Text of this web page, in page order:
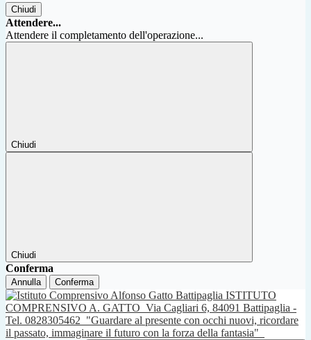
Chiudi
Attendere...
Attendere il completamento dell'operazione...
Chiudi
Chiudi
Conferma
Annulla Conferma
ISTITUTO
COMPRENSIVO A. GATTO Via Cagliari 6, 84091 Battipaglia -
Tel. 0828305462 "Guardare al presente con occhi nuovi, ricordare
il passato, immaginare il futuro con la forza della fantasia"